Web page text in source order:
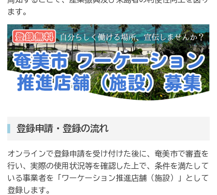
ます。
登録申請・登録の流れ
オンラインで登録申請を受け付けた後に、奄美市で審査を
行い、実際の使用状況等を確認した上で、条件を満たして
いる事業者を「ワーケーション推進店舗（施設）」として
登録します。